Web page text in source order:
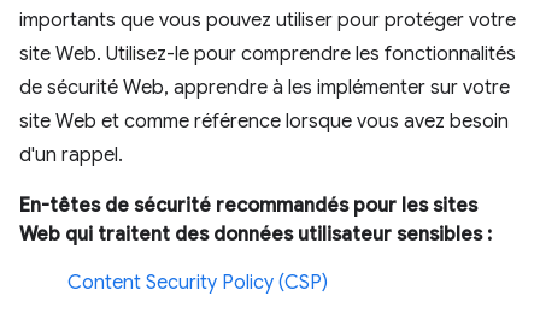
importants que vous pouvez utiliser pour protéger votre
site Web. Utilisez-le pour comprendre les fonctionnalités
de sécurité Web, apprendre à les implémenter sur votre
site Web et comme référence lorsque vous avez besoin
d'un rappel.
En-têtes de sécurité recommandés pour les sites
Web qui traitent des données utilisateur sensibles :
Content Security Policy (CSP)